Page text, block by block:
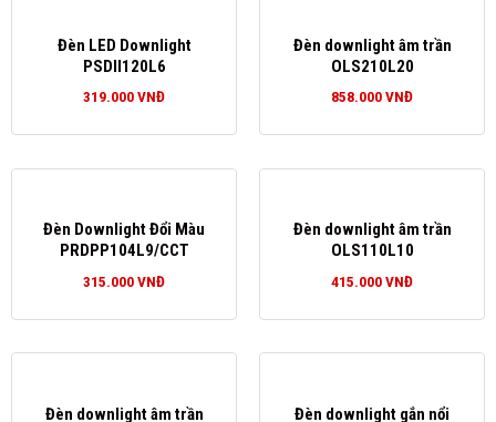
Đèn LED Downlight
PSDII120L6
319.000VNĐ
Đèn downlight âm trần
OLS210L20
858.000VNĐ
Đèn Downlight Đổi Màu
PRDPP104L9/CCT
315.000VNĐ
Đèn downlight âm trần
OLS110L10
415.000VNĐ
Đèn downlight âm trần Đèn downlight gắn nổi